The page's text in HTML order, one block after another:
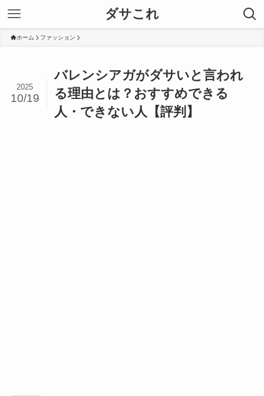
ダサこれ
ホーム ファッション
バレンシアガがダサいと言われ
る理由とは？おすすめできる
人・できない人【評判】
2025
10/19